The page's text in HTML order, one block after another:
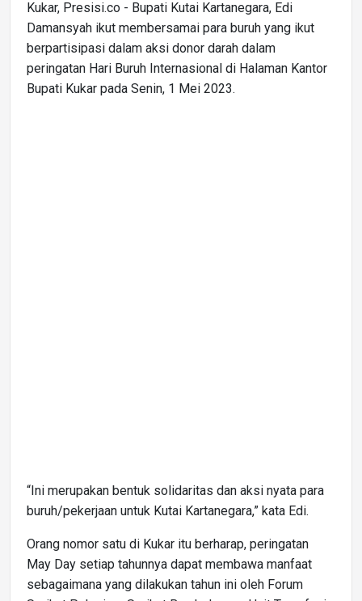
Kukar, Presisi.co - Bupati Kutai Kartanegara, Edi
Damansyah ikut membersamai para buruh yang ikut
berpartisipasi dalam aksi donor darah dalam
peringatan Hari Buruh Internasional di Halaman Kantor
Bupati Kukar pada Senin, 1 Mei 2023.
“Ini merupakan bentuk solidaritas dan aksi nyata para
buruh/pekerjaan untuk Kutai Kartanegara,” kata Edi.
Orang nomor satu di Kukar itu berharap, peringatan
May Day setiap tahunnya dapat membawa manfaat
sebagaimana yang dilakukan tahun ini oleh Forum